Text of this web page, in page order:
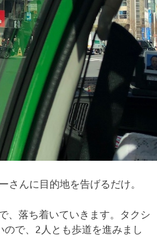
さんに目的地を告げるだけ。
、落ち着いていきます。タクシ
で、2人とも歩道を進みまし